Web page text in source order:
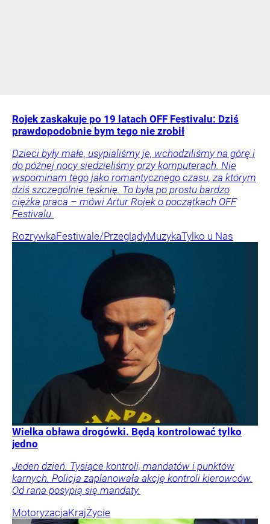
Rojek zaskakuje po 19 latach OFF Festivalu: Dziś
prawdopodobnie bym tego nie zrobił
Dzieci były małe, usypialiśmy je, wchodziliśmy na górę i
do późnej nocy siedzieliśmy przy komputerach. Nie
wspominam tego jako romantycznego czasu, za którym
dziś szczególnie tęsknię. To była po prostu bardzo
ciężka praca – mówi Artur Rojek o początkach OFF
Festivalu.
RozrywkaFestiwale/PrzeglądyMuzykaTylko u Nas
Wielka obława drogówki. Będą kontrolować tylko
jedno
Jeden dzień. Tysiące kontroli, mandatów i punktów
karnych. Policja zaplanowała akcję kontroli kierowców.
Od rana posypią się mandaty.
MotoryzacjaKrajŻycie